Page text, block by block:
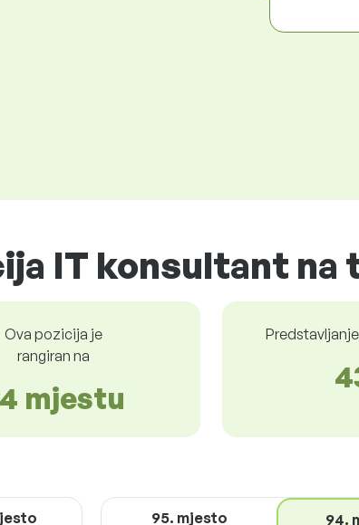
IT konsultant na
Ova pozicija je
rangiran na
mjestu
95. mjesto 94.